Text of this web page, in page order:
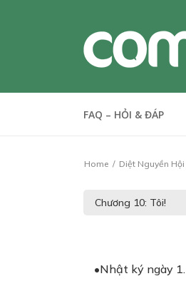
FAQ – HỎI & ĐÁP
Home Diệt Nguyền Hội
•Nhật ký ngày 1.